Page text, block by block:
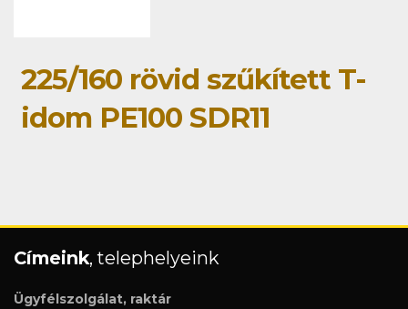
225/160 rövid szűkített T-
idom PE100 SDR11
Címeink, telephelyeink
Ügyfélszolgálat, raktár